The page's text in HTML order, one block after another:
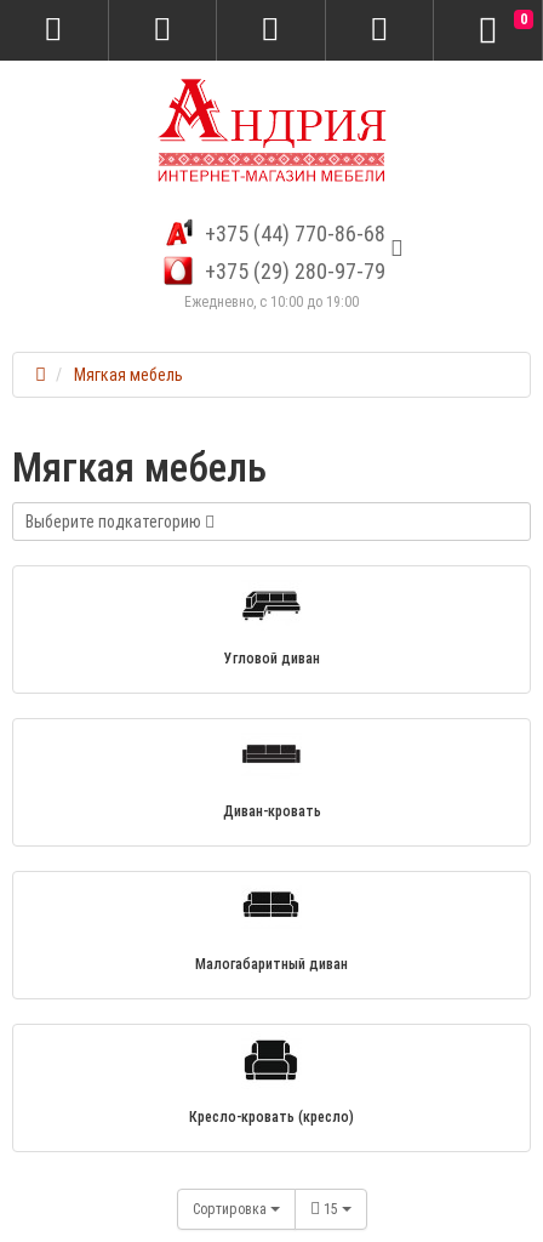
+375 (44) 770-86-68
+375 (29) 280-97-79
Ежедневно, с 10:00 до 19:00
0
Мягкая мебель
Мягкая мебель
Выберите подкатегорию
Угловой диван
Диван-кровать
Малогабаритный диван
Кресло-кровать (кресло)
Сортировка 15